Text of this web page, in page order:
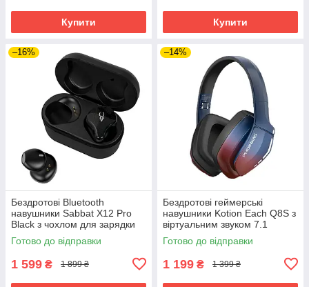
Купити Купити
–16%
Бездротові Bluetooth
навушники Sabbat X12 Pro
Black з чохлом для зарядки
750 мАг (Чорний)
Готово до відправки
1 599 ₴ 1 899 ₴
–14%
Бездротові геймерські
навушники Kotion Each Q8S з
віртуальним звуком 7.1
(Червоно-синій)
Готово до відправки
1 199 ₴ 1 399 ₴